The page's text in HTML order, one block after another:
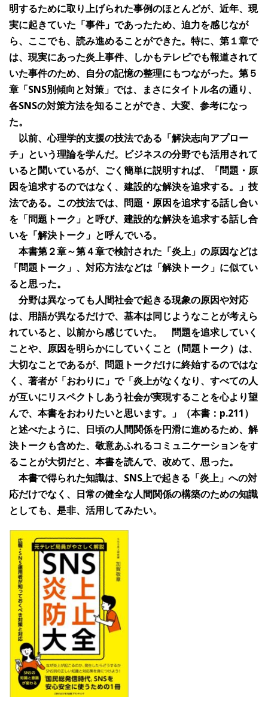
明するために取り上げられた事例のほとんどが、近年、現
実に起きていた「事件」であったため、迫力を感じなが
ら、ここでも、読み進めることができた。特に、第１章で
は、現実にあった炎上事件、しかもテレビでも報道されて
いた事件のため、自分の記憶の整理にもつながった。第５
章「SNS別傾向と対策」では、まさにタイトル名の通り、
各SNSの対策方法を知ることができ、大変、参考になっ
た。
以前、心理学的支援の技法である「解決志向アプロー
チ」という理論を学んだ。ビジネスの分野でも活用されて
いると聞いているが、ごく簡単に説明すれば、「問題・原
因を追求するのではなく、建設的な解決を追求する。」技
法である。この技法では、問題・原因を追求する話し合い
を「問題トーク」と呼び、建設的な解決を追求する話し合
いを「解決トーク」と呼んでいる。
本書第２章～第４章で検討された「炎上」の原因などは
「問題トーク」、対応方法などは「解決トーク」に似てい
ると思った。
分野は異なっても人間社会で起きる現象の原因や対応
は、用語が異なるだけで、基本は同じようなことが考えら
れていると、以前から感じていた。 問題を追求していく
ことや、原因を明らかにしていくこと（問題トーク）は、
大切なことであるが、問題トークだけに終始するのではな
く、著者が「おわりに」で「炎上がなくなり、すべての人
が互いにリスペクトしあう社会が実現することを心より望
んで、本書をおわりたいと思います。」（本書：p.211）
と述べたように、日頃の人間関係を円滑に進めるため、解
決トークも含めた、敬意あふれるコミュニケーションをす
ることが大切だと、本書を読んで、改めて、思った。
本書で得られた知識は、SNS上で起きる「炎上」への対
応だけでなく、日常の健全な人間関係の構築のための知識
としても、是非、活用してみたい。